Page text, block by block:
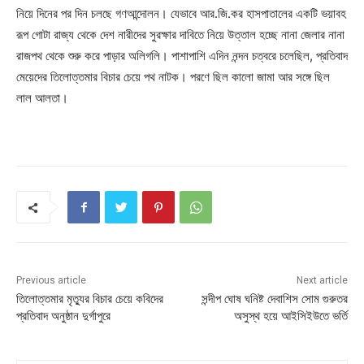
নিয়ে দিনের পর দিন চলছে গণআন্দোলন। যেভাবে আর.জি.কর হাসপাতালের একটি ভয়াবহ
রূপ গোটা রাজ্য থেকে দেশ নারীদের সুরক্ষার দাবিতে নিয়ে উত্তাল হচ্ছে নানা জেলার নানা
রাজপথ থেকে শুরু করে পাড়ার অলিগলি। পাশাপাশি এদিন নন্দন চত্বরে চলেছিল, প্রতিবাদ
মেয়েদের তিলোত্তমার বিচার চেয়ে পথ নাটক। পরণে ছিল কালো জামা আর সঙ্গে ছিল
লাল আলতা।
Previous article
তিলোত্তমার মৃত্যুর বিচার চেয়ে কবিদের
প্রতিবাদ অনুষ্ঠান দুর্গাপুরে
Next article
সন্দীপ ঘোষ ঘনিষ্ট দেবাশিস সোম গুরুতর
অসুস্থ হয়ে আইসিইউতে ভর্তি